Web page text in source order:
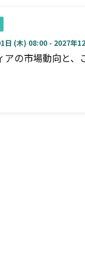
日 (木) 08:00 - 2027年
アの市場動向と、